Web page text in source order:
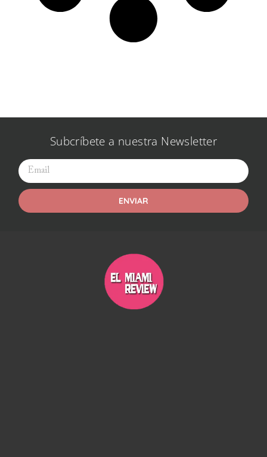
Subcríbete a nuestra Newsletter
ENVIAR